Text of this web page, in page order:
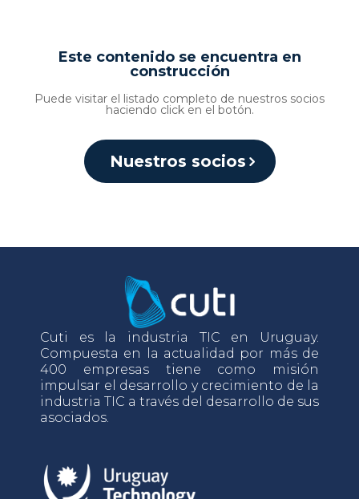
Este contenido se encuentra en
construcción
Puede visitar el listado completo de nuestros socios
haciendo click en el botón.
Nuestros socios
Cuti es la industria TIC en Uruguay.
Compuesta en la actualidad por más de
400 empresas tiene como misión
impulsar el desarrollo y crecimiento de la
industria TIC a través del desarrollo de sus
asociados.